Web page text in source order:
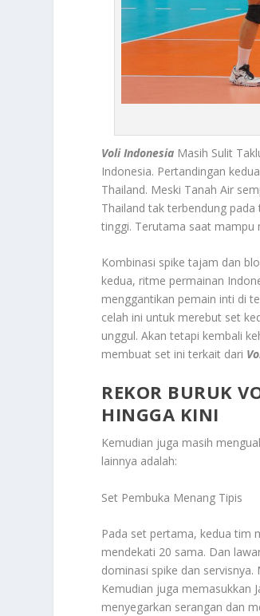
Voli Indonesia Masih Sulit
Indonesia. Pertandingan
Thailand. Meski Tanah Air
Thailand tak terbendung
tinggi. Terutama saat mampu
Kombinasi spike tajam dan
kedua, ritme permainan
menggantikan pemain inti di
celah ini untuk merebut set
unggul. Akan tetapi kembali
membuat set ini terkait dari
REKOR BURUK
HINGGA KINI
Kemudian juga masih
lainnya adalah:
Set Pembuka Menang Tipis
Pada set pertama, kedua tim
mendekati 20 sama. Dan
dominasi spike dan servisnya.
Kemudian juga memasukkan
menyegarkan serangan dan